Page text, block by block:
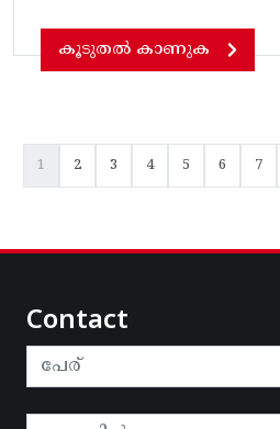
കൂടുതൽ കാണുക
Pagination
Current page
1 Page
2 Page
3 Page
4 Page
5 Page
6 Page
7
Contact